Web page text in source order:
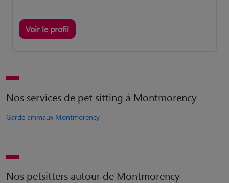
Voir le profil
Nos services de pet sitting à Montmorency
Garde animaux Montmorency
Nos petsitters autour de Montmorency